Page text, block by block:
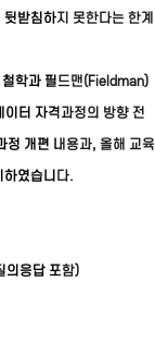
받침하지 못한다는 한계
학과 필드맨(Fieldman)
터 자격과정의 방향 전
정 개편 내용과, 올해 교육
하였습니다.
의응답 포함)